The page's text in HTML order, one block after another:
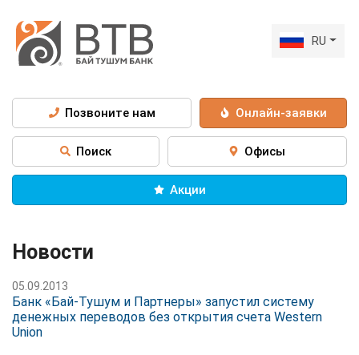
RU
Позвоните нам Онлайн-заявки
Поиск Офисы
Акции
Новости
05.09.2013
Банк «Бай-Тушум и Партнеры» запустил систему
денежных переводов без открытия счета Western
Union